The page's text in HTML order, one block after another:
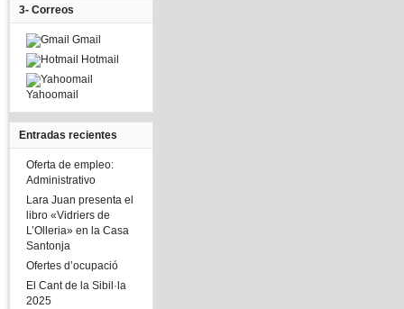
3- Correos
Gmail
Hotmail
Yahoomail
Entradas recientes
Oferta de empleo:
Administrativo
Lara Juan presenta el
libro «Vidriers de
L’Olleria» en la Casa
Santonja
Ofertes d’ocupació
El Cant de la Sibil·la
2025